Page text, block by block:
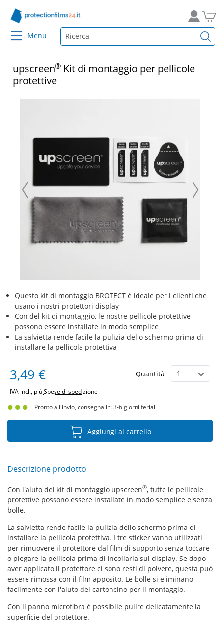
Menu
upscreen®Kit di montaggio per pellicole
protettive
Questo kit di montaggio BROTECT è ideale per i clienti che
usano i nostri protettori display
Con del kit di montaggio, le nostre pellicole protettive
possono essere installate in modo semplice
La salvietta rende facile la pulizia dello schermo prima di
installare la pellicola protettiva
3,49 € Quantità
IVA incl., piùSpese di spedizione
Pronto all'invio, consegna in: 3-6 giorni feriali
Aggiungi al carrello
Descrizione prodotto
Con l'aiuto del kit di montaggio upscreen®, tutte le pellicole
protettive possono essere installate in modo semplice e senza
bolle.
La salvietta rende facile la pulizia dello schermo prima di
installare la pellicola protettiva. I tre sticker vanno utilizzati
per rimuovere il protettore dal film di supporto senza toccare
o piegare la pellicola prima di incollarla sul display. Se dopo
aver applicato il protettore ci sono resti di polvere, questa può
essere rimossa con il film apposito. Le bolle si eliminano
facilmente con l'aiuto del cartoncino per il montaggio.
Con il panno microfibra è possibile pulire delicatamente la
superficie del protettore.